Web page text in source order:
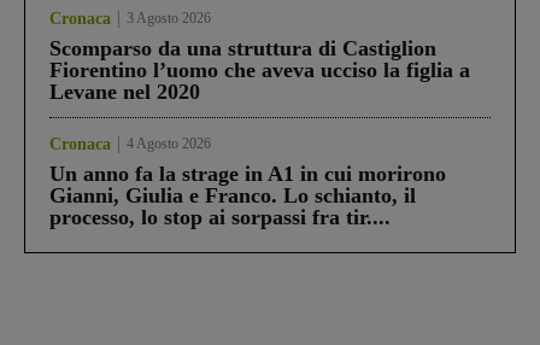
Cronaca 3 Agosto 2026
Scomparso da una struttura di Castiglion
Fiorentino l’uomo che aveva ucciso la figlia a
Levane nel 2020
Cronaca 4 Agosto 2026
Un anno fa la strage in A1 in cui morirono
Gianni, Giulia e Franco. Lo schianto, il
processo, lo stop ai sorpassi fra tir....